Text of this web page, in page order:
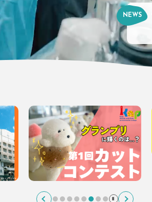
NEWS